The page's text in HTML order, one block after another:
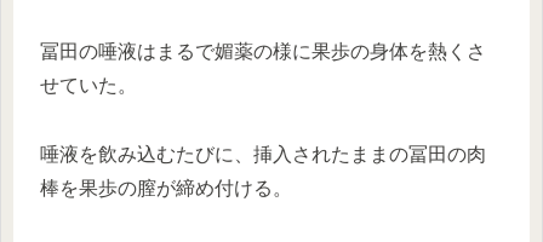
冨田の唾液はまるで媚薬の様に果歩の身体を熱くさ
せていた。
唾液を飲み込むたびに、挿入されたままの冨田の肉
棒を果歩の膣が締め付ける。